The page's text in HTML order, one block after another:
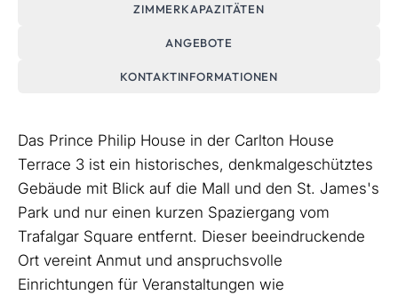
ZIMMERKAPAZITÄTEN
ANGEBOTE
KONTAKTINFORMATIONEN
Das Prince Philip House in der Carlton House
Terrace 3 ist ein historisches, denkmalgeschütztes
Gebäude mit Blick auf die Mall und den St. James's
Park und nur einen kurzen Spaziergang vom
Trafalgar Square entfernt. Dieser beeindruckende
Ort vereint Anmut und anspruchsvolle
Einrichtungen für Veranstaltungen wie